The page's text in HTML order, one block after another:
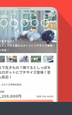
ルジュ
(バト
ラー)付
き。 ※
利用期
限は
【2022
年4月か
ら2023
でにな
セル・
ノー
ショー
：
100％」
とさせ
ていた
だきま
す。 ※
土・祝
前日、
ハイ